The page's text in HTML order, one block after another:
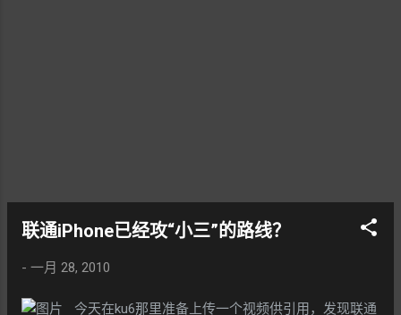
联通iPhone已经攻“小三”的路线？
- 一月 28, 2010
今天在ku6那里准备上传一个视频供引用，发现联通